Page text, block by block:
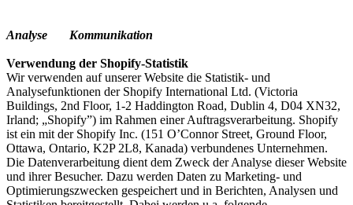
Analyse Kommunikation
Verwendung der Shopify-Statistik
Wir verwenden auf unserer Website die Statistik- und
Analysefunktionen der Shopify International Ltd. (Victoria
Buildings, 2nd Floor, 1-2 Haddington Road, Dublin 4, D04 XN32,
Irland; „Shopify”) im Rahmen einer Auftragsverarbeitung. Shopify
ist ein mit der Shopify Inc. (151 O’Connor Street, Ground Floor,
Ottawa, Ontario, K2P 2L8, Kanada) verbundenes Unternehmen.
Die Datenverarbeitung dient dem Zweck der Analyse dieser Website
und ihrer Besucher. Dazu werden Daten zu Marketing- und
Optimierungszwecken gespeichert und in Berichten, Analysen und